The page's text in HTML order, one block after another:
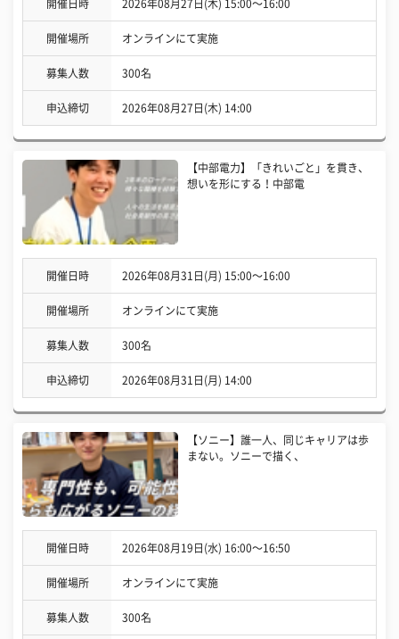
開催日時 2026年08月27日(木) 15:00〜16:00
開催場所 オンラインにて実施
募集人数 300名
申込締切 2026年08月27日(木) 14:00
【中部電力】「きれいごと」を貫き、
想いを形にする！中部電
開催日時 2026年08月31日(月) 15:00〜16:00
開催場所 オンラインにて実施
募集人数 300名
申込締切 2026年08月31日(月) 14:00
【ソニー】誰一人、同じキャリアは歩
まない。ソニーで描く、
開催日時 2026年08月19日(水) 16:00〜16:50
開催場所 オンラインにて実施
募集人数 300名